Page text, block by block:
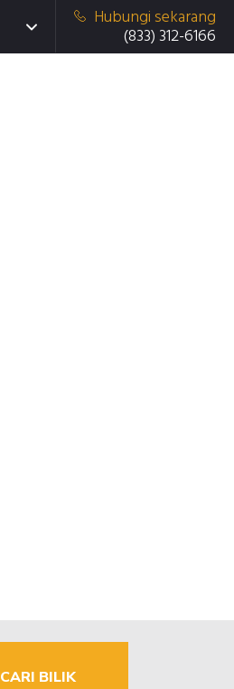
Hubungi sekarang
(833) 312-6166
CARI BILIK